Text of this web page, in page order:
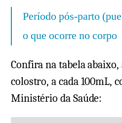
Período pós-parto
o que ocorre no corpo
Confira na tabela abaixo,
colostro, a cada 100mL,
Ministério da Saúde: